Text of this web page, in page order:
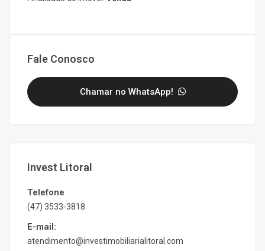
Fale Conosco
Chamar no WhatsApp!
Invest Litoral
Telefone
(47) 3533-3818
E-mail:
atendimento@investimobiliarialitoral.com